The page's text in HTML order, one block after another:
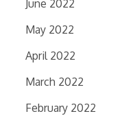
June 2022
May 2022
April 2022
March 2022
February 2022